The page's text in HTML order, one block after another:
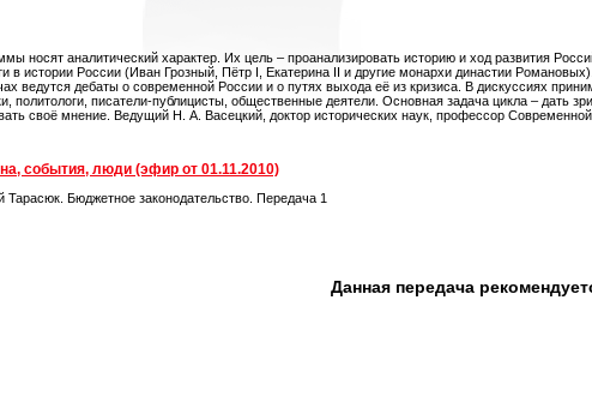
носят аналитический характер. Их цель – проанализировать историю и ход развития
в истории России (Иван Грозный, Пётр I, Екатерина II и другие монархи династии
ведутся дебаты о современной России и о путях выхода её из кризиса. В дискуссиях
политологи, писатели-публицисты, общественные деятели. Основная задача цикла – дать
своё мнение. Ведущий Н. А. Васецкий, доктор исторических наук, профессор
события, люди (эфир от 01.11.2010)
Тарасюк. Бюджетное законодательство. Передача 1
Данная передача